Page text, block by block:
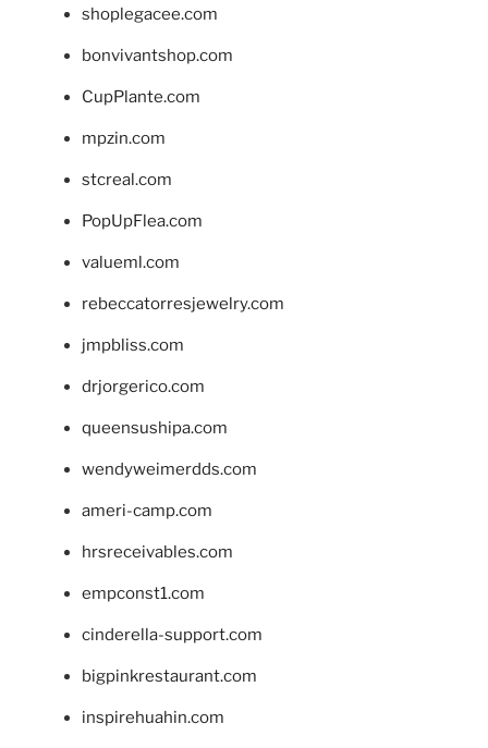
shoplegacee.com
bonvivantshop.com
CupPlante.com
mpzin.com
stcreal.com
PopUpFlea.com
valueml.com
rebeccatorresjewelry.com
jmpbliss.com
drjorgerico.com
queensushipa.com
wendyweimerdds.com
ameri-camp.com
hrsreceivables.com
empconst1.com
cinderella-support.com
bigpinkrestaurant.com
inspirehuahin.com